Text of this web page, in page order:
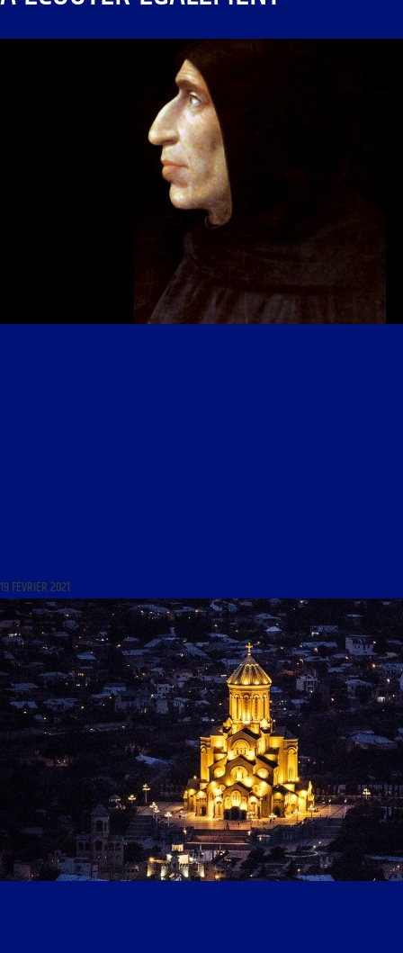
19 FÉVRIER 2021